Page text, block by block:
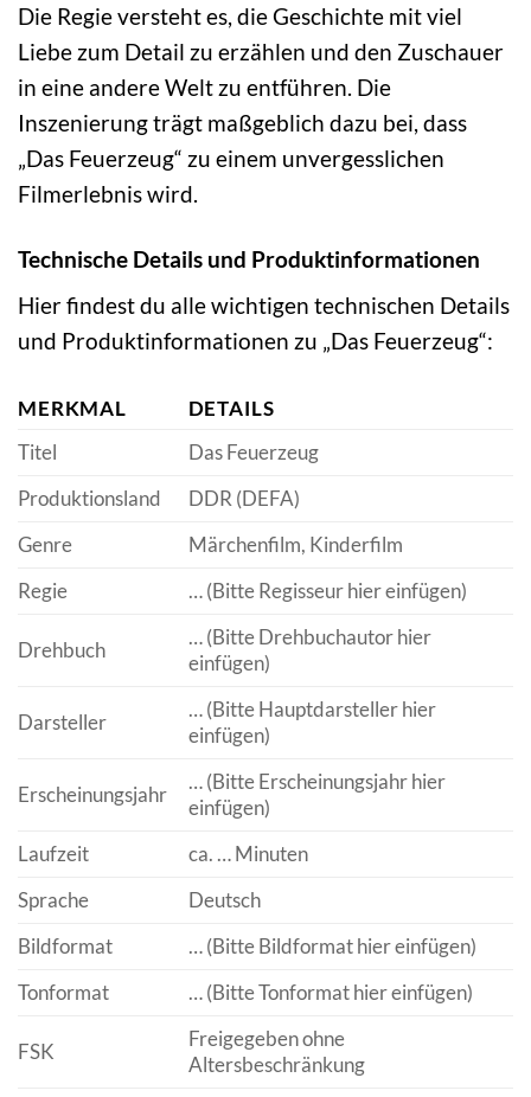
Die Regie versteht es, die Geschichte mit viel
Liebe zum Detail zu erzählen und den Zuschauer
in eine andere Welt zu entführen. Die
Inszenierung trägt maßgeblich dazu bei, dass
„Das Feuerzeug“ zu einem unvergesslichen
Filmerlebnis wird.
Technische Details und Produktinformationen
Hier findest du alle wichtigen technischen Details
und Produktinformationen zu „Das Feuerzeug“:
MERKMAL
DETAILS
Titel
Das Feuerzeug
Produktionsland
DDR (DEFA)
Genre
Märchenfilm, Kinderfilm
Regie
… (Bitte Regisseur hier einfügen)
Drehbuch
… (Bitte Drehbuchautor hier
einfügen)
Darsteller
… (Bitte Hauptdarsteller hier
einfügen)
Erscheinungsjahr
… (Bitte Erscheinungsjahr hier
einfügen)
Laufzeit
ca. … Minuten
Sprache
Deutsch
Bildformat
… (Bitte Bildformat hier einfügen)
Tonformat
… (Bitte Tonformat hier einfügen)
FSK
Freigegeben ohne
Altersbeschränkung